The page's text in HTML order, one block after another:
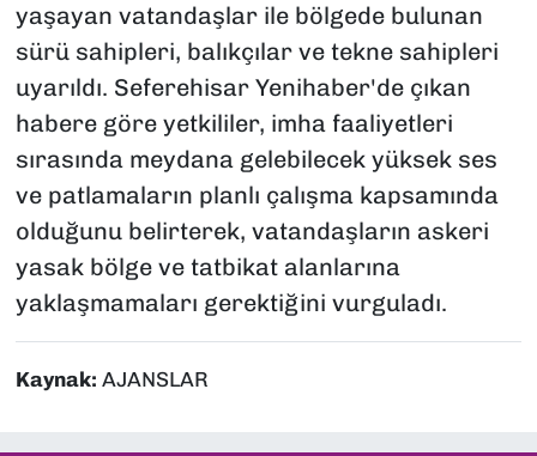
yaşayan vatandaşlar ile bölgede bulunan
sürü sahipleri, balıkçılar ve tekne sahipleri
uyarıldı. Seferehisar Yenihaber'de çıkan
habere göre yetkililer, imha faaliyetleri
sırasında meydana gelebilecek yüksek ses
ve patlamaların planlı çalışma kapsamında
olduğunu belirterek, vatandaşların askeri
yasak bölge ve tatbikat alanlarına
yaklaşmamaları gerektiğini vurguladı.
Kaynak: AJANSLAR